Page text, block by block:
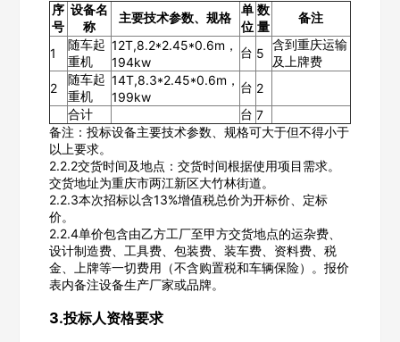
序
号
设备名
称
主要技术参数、规格
单
位
数
量
备注
1
随车起
重机
12T,8.2*2.45*0.6m，
194kw
台 5
含到重庆运输
及上牌费
2
随车起
重机
14T,8.3*2.45*0.6m，
199kw
台 2
合计
台 7
备注：投标设备主要技术参数、规格可大于但不得小于
以上要求。
2.2.2交货时间及地点：交货时间根据使用项目需求。
交货地址为重庆市两江新区大竹林街道。
2.2.3本次招标以含13%增值税总价为开标价、定标
价。
2.2.4单价包含由乙方工厂至甲方交货地点的运杂费、
设计制造费、工具费、包装费、装车费、资料费、税
金、上牌等一切费用（不含购置税和车辆保险）。报价
表内备注设备生产厂家或品牌。
3.投标人资格要求